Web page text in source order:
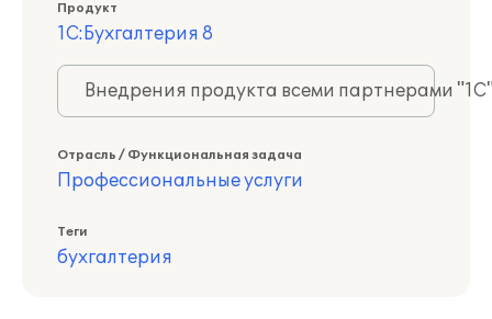
Продукт
1С:Бухгалтерия 8
Внедрения продукта всеми партнерами
Отрасль / Функциональная задача
Профессиональные услуги
Теги
бухгалтерия